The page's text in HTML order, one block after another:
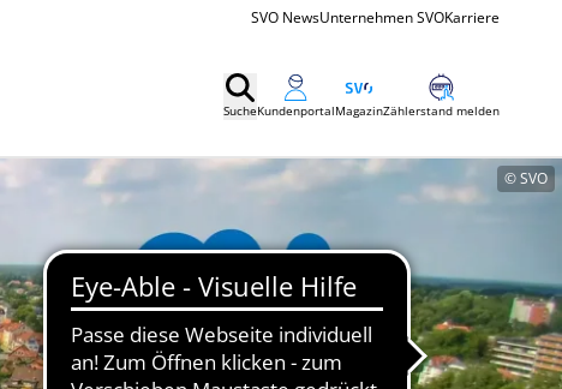
SVO NewsUnternehmen SVOKarriere
SucheKundenportalMagazinZählerstand melden
© SVO